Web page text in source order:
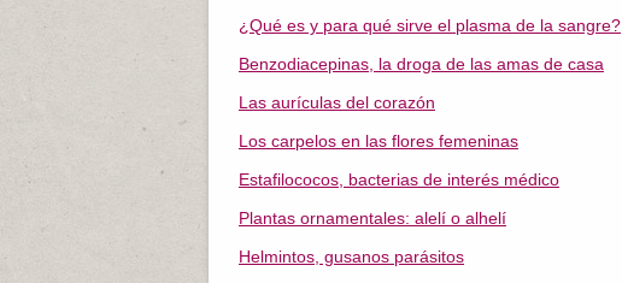
¿Qué es y para qué sirve el plasma de la sangre?
Benzodiacepinas, la droga de las amas de casa
Las aurículas del corazón
Los carpelos en las flores femeninas
Estafilococos, bacterias de interés médico
Plantas ornamentales: alelí o alhelí
Helmintos, gusanos parásitos